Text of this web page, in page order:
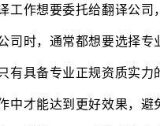
作想要委托给翻译公司
司时，通常都想要选择专
有具备专业正规资质实力
中才能达到更好效果，避